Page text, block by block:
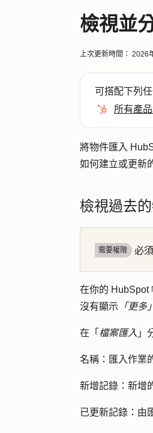
檢視並
上次更新時間： 2026
可搭配下列
所有產
將物件匯入
如何建立或更新
檢視過去
需要權限 必
在你的 HubSpot
沒有顯示 「更多」
在「 檔案匯入 」
名稱： 匯入作業
新增記錄： 新增
已更新記錄： 由